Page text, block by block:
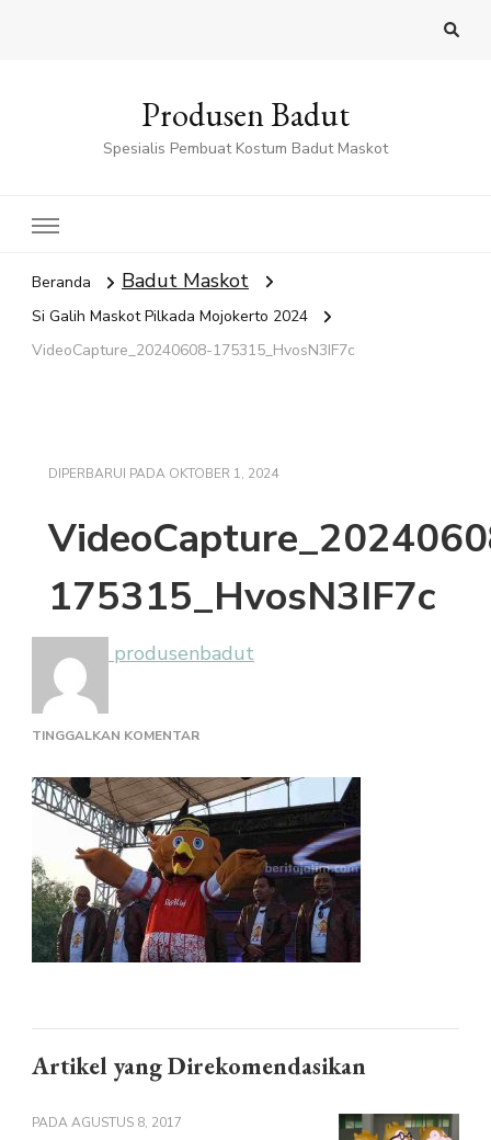
Produsen Badut
Spesialis Pembuat Kostum Badut Maskot
Beranda Badut Maskot
Si Galih Maskot Pilkada Mojokerto 2024
VideoCapture_20240608-175315_HvosN3IF7c
DIPERBARUI PADA OKTOBER 1, 2024
175315_HvosN3IF7c
produsenbadut
TINGGALKAN KOMENTARPADA
175315_HVOSN3IF7C
Artikel yang Direkomendasikan
PADAAGUSTUS 8, 2017